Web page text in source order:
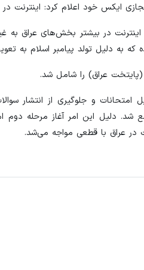
ایکس خود اعلام کرد: اینترنت
در بیشتر بخش‌های عراق به
به دلیل تولد پیامبر اسلام به
عراق) را شامل شد.
امتحانات و جلوگیری از انتشار
دلیل این امر آغاز مرحله دوم
در عراق با قطعی مواجه می‌شد.